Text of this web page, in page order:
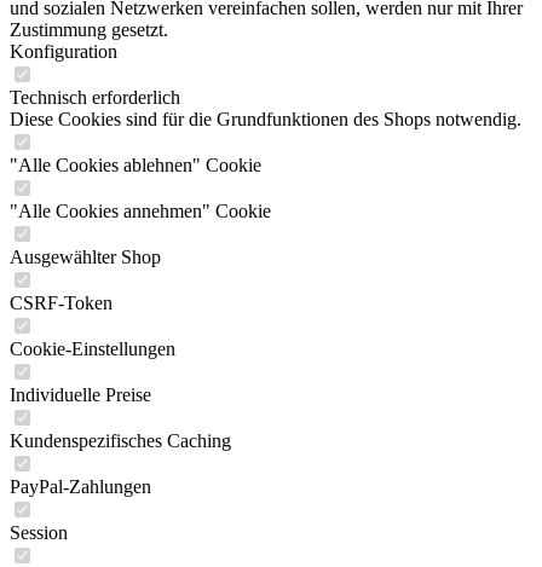
und sozialen Netzwerken vereinfachen sollen, werden nur mit Ihrer
Zustimmung gesetzt.
Konfiguration
Technisch erforderlich
Diese Cookies sind für die Grundfunktionen des Shops notwendig.
"Alle Cookies ablehnen" Cookie
"Alle Cookies annehmen" Cookie
Ausgewählter Shop
CSRF-Token
Cookie-Einstellungen
Individuelle Preise
Kundenspezifisches Caching
PayPal-Zahlungen
Session